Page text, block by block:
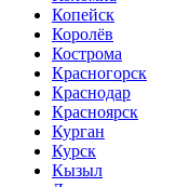
Копейск
Королёв
Кострома
Красногорск
Краснодар
Красноярск
Курган
Курск
Кызыл